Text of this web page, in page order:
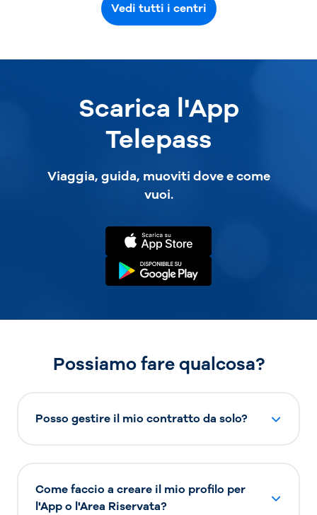
Vedi tutti i centri
Scarica l'App
Telepass
Viaggia, guida, muoviti dove e come
vuoi.
Possiamo fare qualcosa?
Posso gestire il mio contratto da solo?
Come faccio a creare il mio profilo per
l'App o l'Area Riservata?